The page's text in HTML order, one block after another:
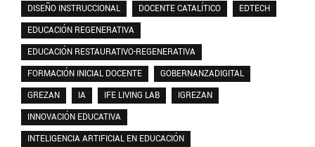
DISEÑO INSTRUCCIONAL
DOCENTE CATALÍTICO
EDTECH
EDUCACIÓN REGENERATIVA
EDUCACIÓN RESTAURATIVO-REGENERATIVA
FORMACIÓN INICIAL DOCENTE
GOBERNANZADIGITAL
GREZAN
IA IFE LIVING LAB
IGREZAN
INNOVACIÓN EDUCATIVA
INTELIGENCIA ARTIFICIAL EN EDUCACIÓN